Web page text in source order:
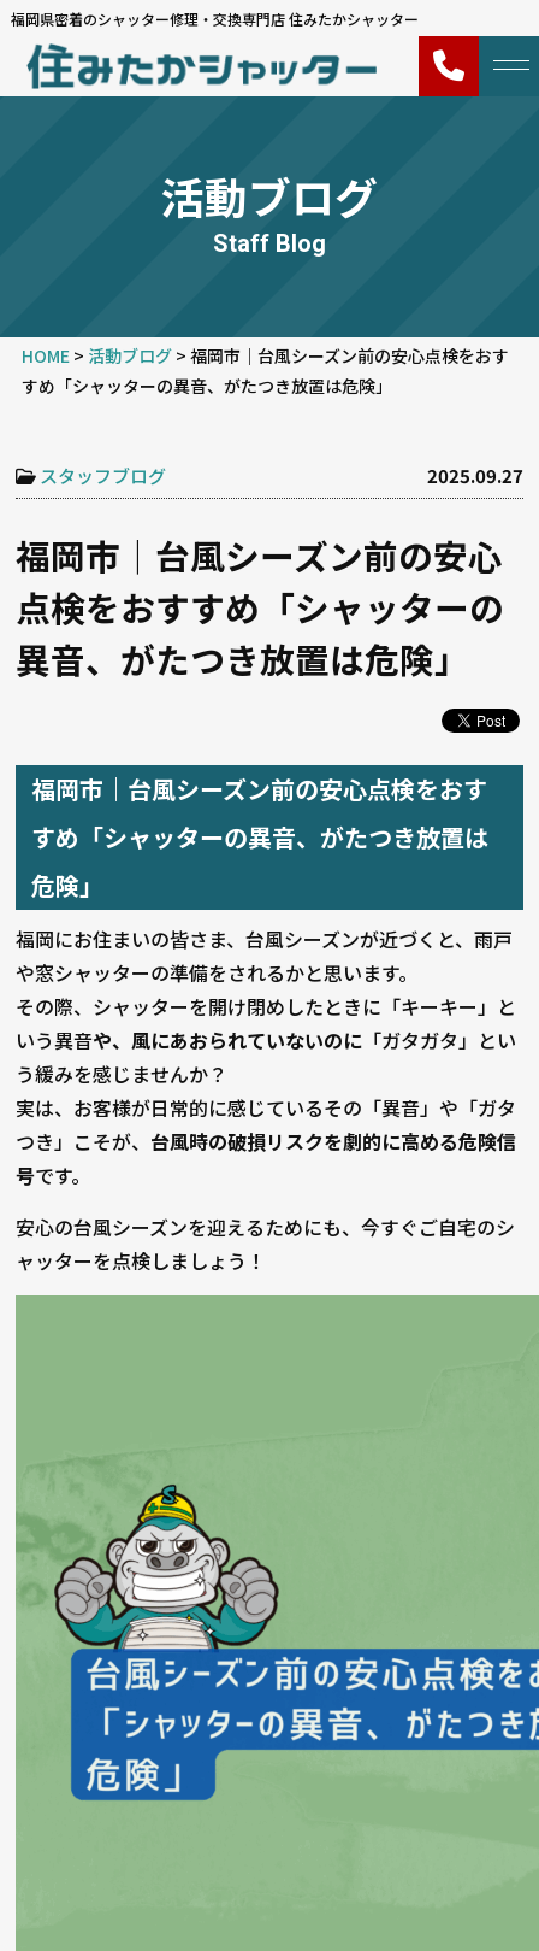
福岡県密着のシャッター修理・交換専門店 住みたかシャッター
活動ブログ
Staff Blog
HOME> 活動ブログ> 福岡市｜台風シーズン前の安心点検をおす
すめ「シャッターの異音、がたつき放置は危険」
2025.09.27
スタッフブログ
福岡市｜台風シーズン前の安心
点検をおすすめ「シャッターの
異音、がたつき放置は危険」
福岡市｜台風シーズン前の安心点検をおす
すめ「シャッターの異音、がたつき放置は
危険」
福岡にお住まいの皆さま、台風シーズンが近づくと、雨戸
や窓シャッターの準備をされるかと思います。
その際、シャッターを開け閉めしたときに「キーキー」と
いう異音や、風にあおられていないのに 「ガタガタ」とい
う緩みを感じませんか？
実は、お客様が日常的に感じているその「異音」や「ガタ
つき」こそが、 台風時の破損リスクを劇的に高める危険信
号です。
安心の台風シーズンを迎えるためにも、今すぐご自宅のシ
ャッターを点検しましょう！